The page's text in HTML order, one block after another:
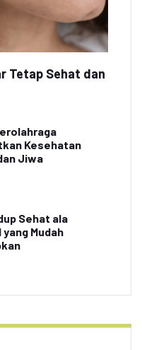
Tetap Sehat dan
Kesehatan
Jiwa
Sehat ala
yang Mudah